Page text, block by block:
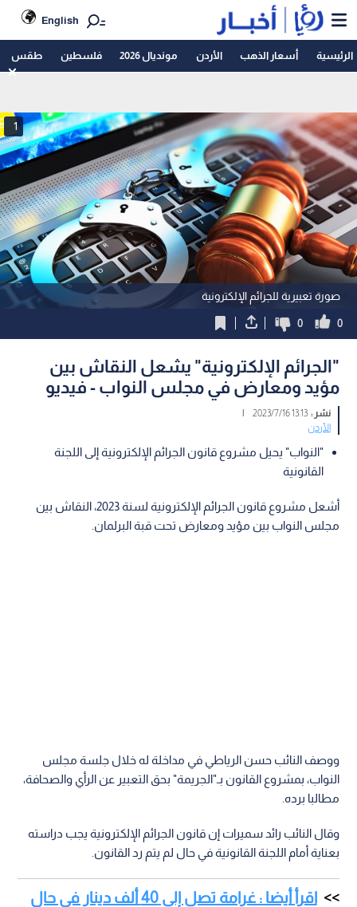
English
الرئيسية أسعار الذهب الأردن مونديال 2026 فلسطين طقس
صورة تعبيرية للجرائم الإلكترونية
1
0
0
"الجرائم الإلكترونية" يشعل النقاش بين
مؤيد ومعارض في مجلس النواب - فيديو
نشر :13:13 2023/7/16
|
الأردن
"النواب" يحيل مشروع قانون الجرائم الإلكترونية إلى اللجنة
القانونية
أشعل مشروع قانون الجرائم الإلكترونية لسنة 2023، النقاش بين
مجلس النواب بين مؤيد ومعارض تحت قبة البرلمان.
ووصف النائب حسن الرياطي في مداخلة له خلال جلسة مجلس
النواب، بمشروع القانون بـ"الجريمة" بحق التعبير عن الرأي والصحافة،
مطالبا برده.
وقال النائب رائد سميرات إن قانون الجرائم الإلكترونية يجب دراسته
بعناية أمام اللجنة القانونية في حال لم يتم رد القانون.
اقرأ أيضا : غرامة تصل إلى 40 ألف دينار في حال